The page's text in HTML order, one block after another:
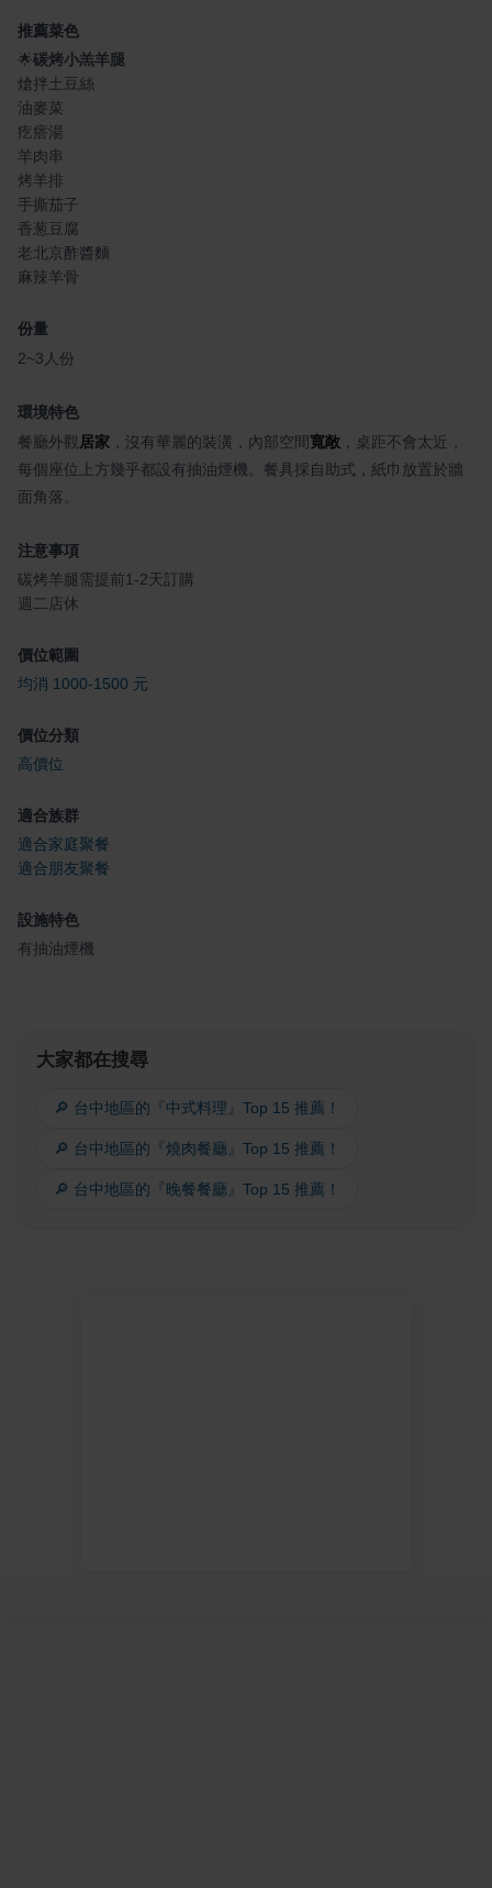
推薦菜色
🌟碳烤小羔羊腿
熗拌土豆絲
油麥菜
疙瘩湯
羊肉串
烤羊排
手撕茄子
香葱豆腐
老北京酢醬麵
麻辣羊骨
份量
2~3人份
環境特色
餐廳外觀 居家 ，沒有華麗的裝潢，內部空間寬敞 ，桌距不會太近，
每個座位上方幾乎都設有抽油煙機。餐具採自助式，紙巾放置於牆
面角落。
注意事項
碳烤羊腿需提前1-2天訂購
週二店休
價位範圍
均消 1000-1500 元
價位分類
高價位
適合族群
適合家庭聚餐
適合朋友聚餐
設施特色
有抽油煙機
大家都在搜尋
🔎 台中地區的『中式料理』Top 15 推薦！
🔎 台中地區的『燒肉餐廳』Top 15 推薦！
🔎 台中地區的『晚餐餐廳』Top 15 推薦！